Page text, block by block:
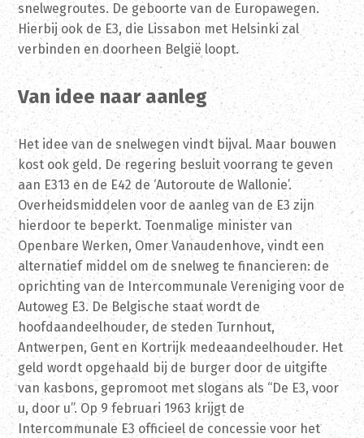
snelwegroutes. De geboorte van de Europawegen.
Hierbij ook de E3, die Lissabon met Helsinki zal
verbinden en doorheen België loopt.
Van idee naar aanleg
Het idee van de snelwegen vindt bijval. Maar bouwen
kost ook geld. De regering besluit voorrang te geven
aan E313 en de E42 de ‘Autoroute de Wallonie’.
Overheidsmiddelen voor de aanleg van de E3 zijn
hierdoor te beperkt. Toenmalige minister van
Openbare Werken, Omer Vanaudenhove, vindt een
alternatief middel om de snelweg te financieren: de
oprichting van de Intercommunale Vereniging voor de
Autoweg E3. De Belgische staat wordt de
hoofdaandeelhouder, de steden Turnhout,
Antwerpen, Gent en Kortrijk medeaandeelhouder. Het
geld wordt opgehaald bij de burger door de uitgifte
van kasbons, gepromoot met slogans als “De E3, voor
u, door u”. Op 9 februari 1963 krijgt de
Intercommunale E3 officieel de concessie voor het